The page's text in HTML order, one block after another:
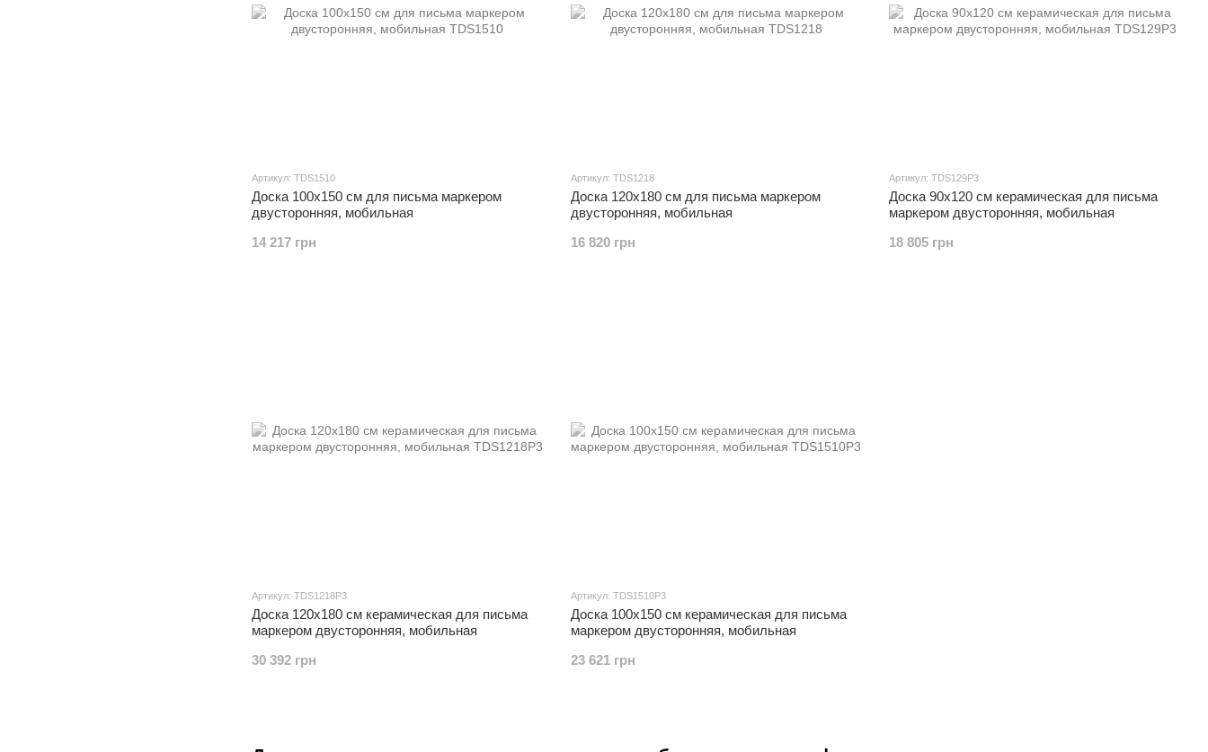
Артикул: TDS1510
Доска 100x150 см для письма маркером
двусторонняя, мобильная
14 217 грн
Артикул: TDS1218
Доска 120x180 см для письма маркером
двусторонняя, мобильная
16 820 грн
Артикул: TDS129P3
Доска 90x120 см керамическая для письма
маркером двусторонняя, мобильная
18 805 грн
Артикул: TDS1218P3
Доска 120x180 см керамическая для письма
маркером двусторонняя, мобильная
30 392 грн
Артикул: TDS1510P3
Доска 100x150 см керамическая для письма
маркером двусторонняя, мобильная
23 621 грн